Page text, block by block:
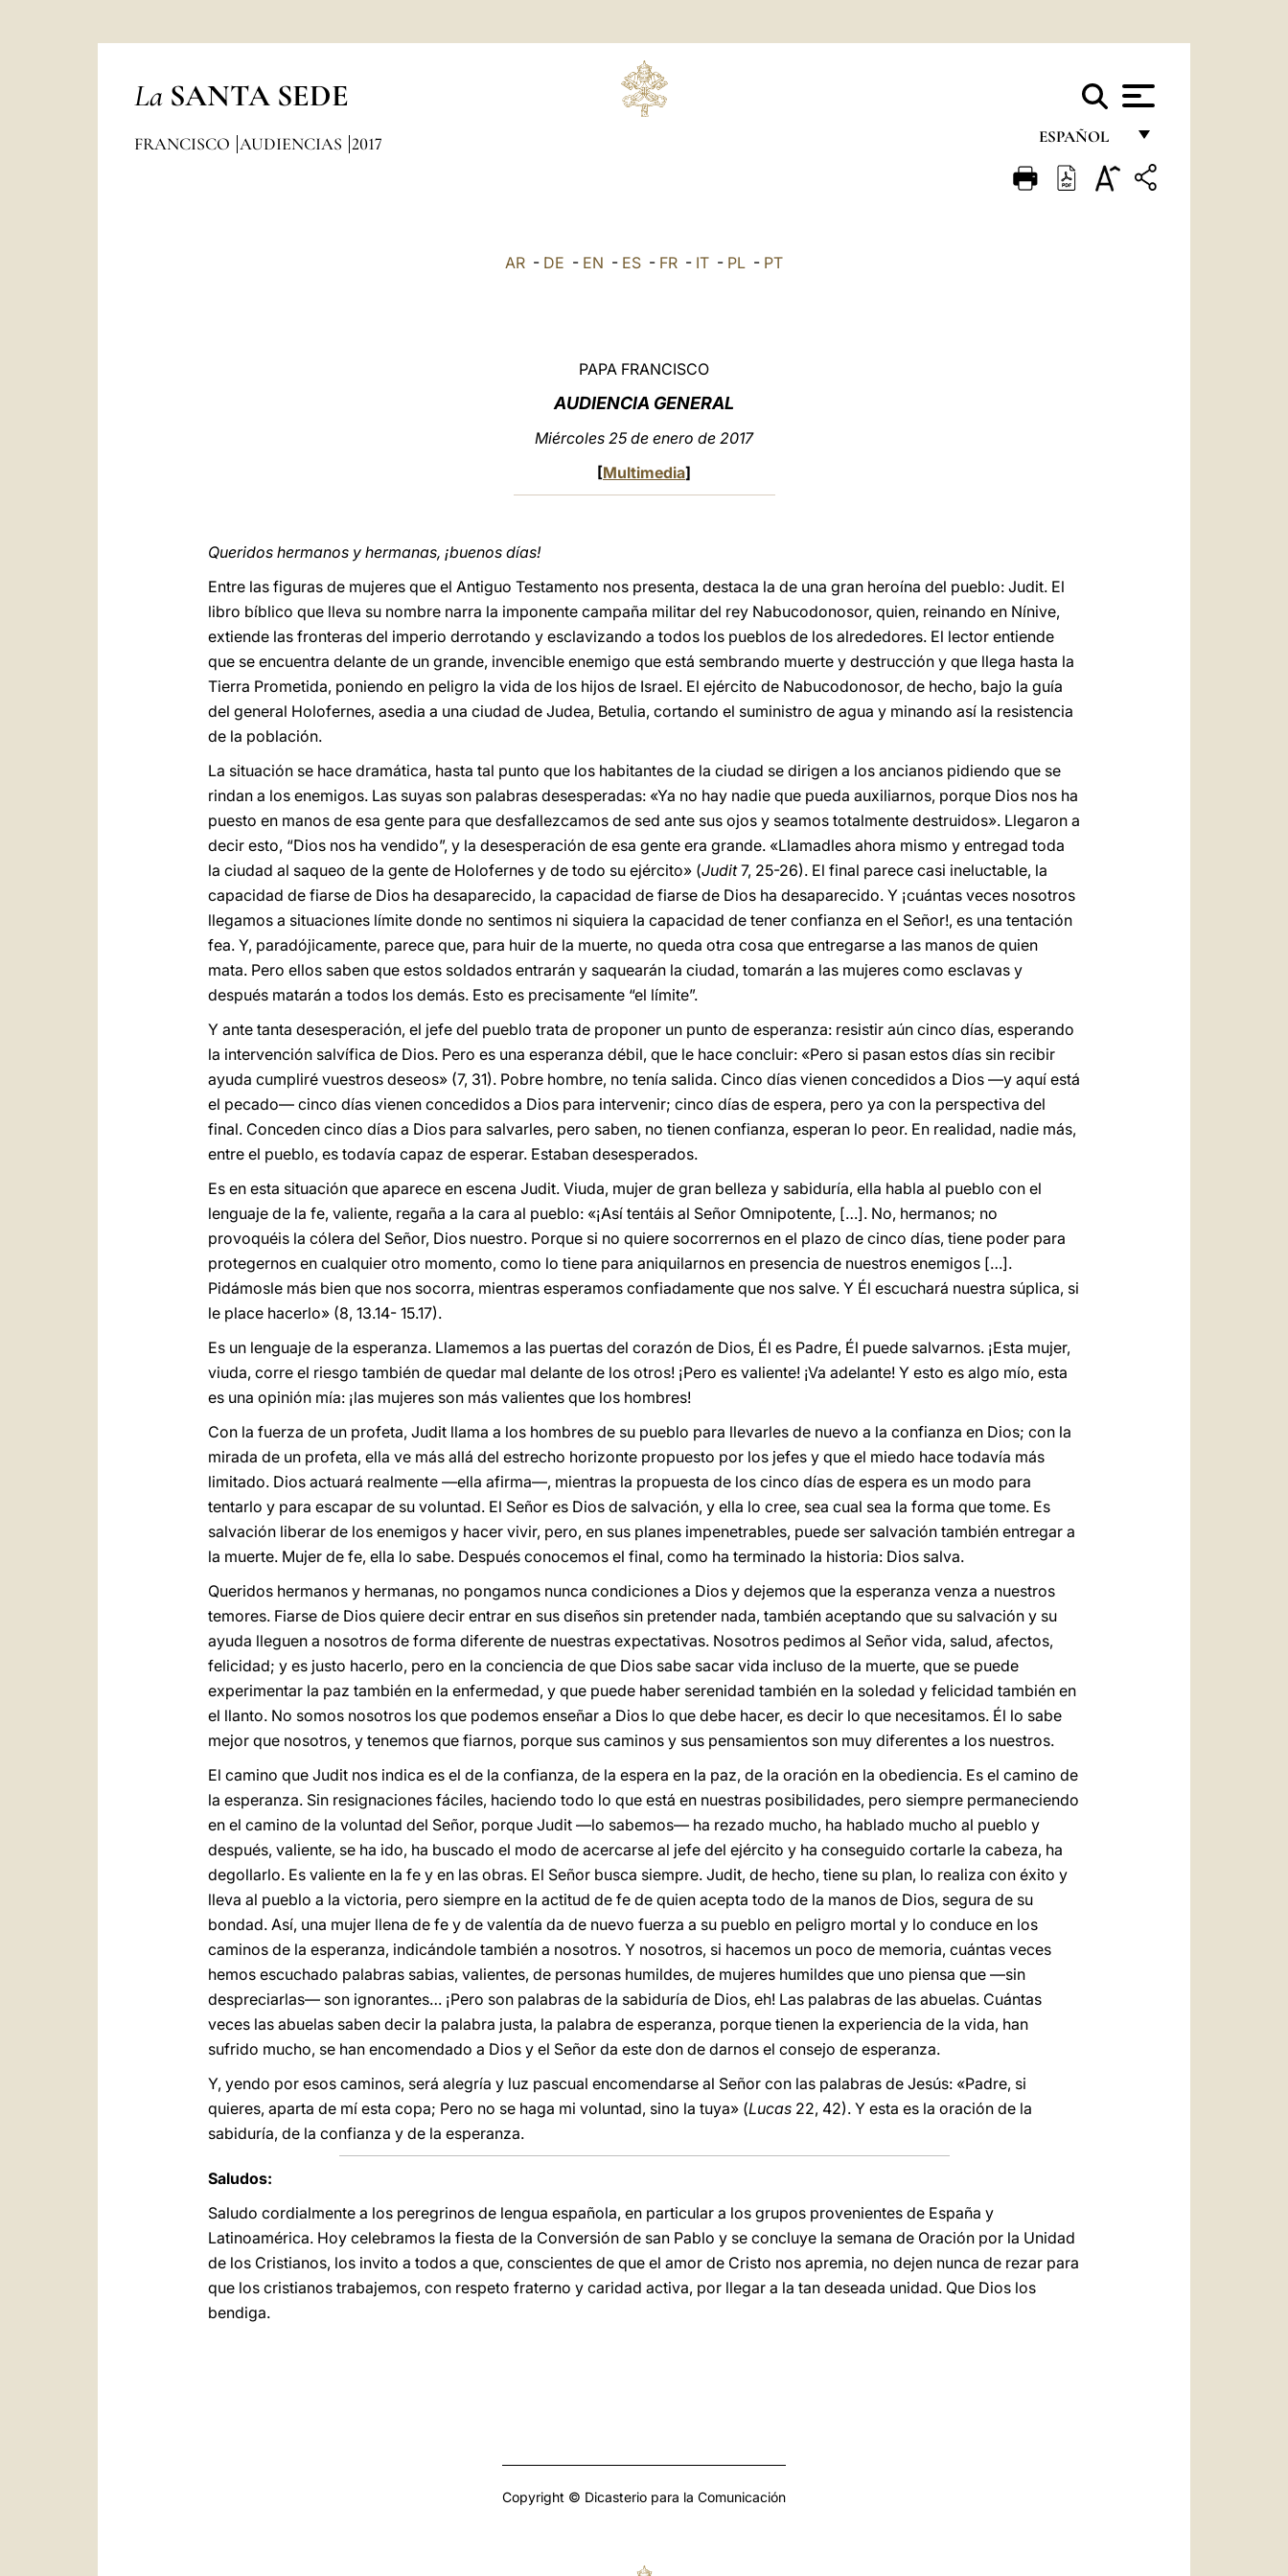
La SANTA SEDE
ESPAÑOL
FRANÇAIS
FRANCISCO AUDIENCIAS 2017
AR - DE - EN - ES - FR - IT - PL - PT
PAPA FRANCISCO
AUDIENCIA GENERAL
Miércoles 25 de enero de 2017
[Multimedia]
Queridos hermanos y hermanas, ¡buenos días!
Entre las figuras de mujeres que el Antiguo Testamento nos presenta, destaca la de una gran heroína del pueblo: Judit. El
libro bíblico que lleva su nombre narra la imponente campaña militar del rey Nabucodonosor, quien, reinando en Nínive,
extiende las fronteras del imperio derrotando y esclavizando a todos los pueblos de los alrededores. El lector entiende
que se encuentra delante de un grande, invencible enemigo que está sembrando muerte y destrucción y que llega hasta la
Tierra Prometida, poniendo en peligro la vida de los hijos de Israel. El ejército de Nabucodonosor, de hecho, bajo la guía
del general Holofernes, asedia a una ciudad de Judea, Betulia, cortando el suministro de agua y minando así la resistencia
de la población.
La situación se hace dramática, hasta tal punto que los habitantes de la ciudad se dirigen a los ancianos pidiendo que se
rindan a los enemigos. Las suyas son palabras desesperadas: «Ya no hay nadie que pueda auxiliarnos, porque Dios nos ha
puesto en manos de esa gente para que desfallezcamos de sed ante sus ojos y seamos totalmente destruidos». Llegaron a
decir esto, “Dios nos ha vendido”, y la desesperación de esa gente era grande. «Llamadles ahora mismo y entregad toda
la ciudad al saqueo de la gente de Holofernes y de todo su ejército» (Judit7, 25-26). El final parece casi ineluctable, la
capacidad de fiarse de Dios ha desaparecido, la capacidad de fiarse de Dios ha desaparecido. Y ¡cuántas veces nosotros
llegamos a situaciones límite donde no sentimos ni siquiera la capacidad de tener confianza en el Señor!, es una tentación
fea. Y, paradójicamente, parece que, para huir de la muerte, no queda otra cosa que entregarse a las manos de quien
mata. Pero ellos saben que estos soldados entrarán y saquearán la ciudad, tomarán a las mujeres como esclavas y
después matarán a todos los demás. Esto es precisamente “el límite”.
Y ante tanta desesperación, el jefe del pueblo trata de proponer un punto de esperanza: resistir aún cinco días, esperando
la intervención salvífica de Dios. Pero es una esperanza débil, que le hace concluir: «Pero si pasan estos días sin recibir
ayuda cumpliré vuestros deseos» (7, 31). Pobre hombre, no tenía salida. Cinco días vienen concedidos a Dios —y aquí está
el pecado— cinco días vienen concedidos a Dios para intervenir; cinco días de espera, pero ya con la perspectiva del
final. Conceden cinco días a Dios para salvarles, pero saben, no tienen confianza, esperan lo peor. En realidad, nadie más,
entre el pueblo, es todavía capaz de esperar. Estaban desesperados.
Es en esta situación que aparece en escena Judit. Viuda, mujer de gran belleza y sabiduría, ella habla al pueblo con el
lenguaje de la fe, valiente, regaña a la cara al pueblo: «¡Así tentáis al Señor Omnipotente, […]. No, hermanos; no
provoquéis la cólera del Señor, Dios nuestro. Porque si no quiere socorrernos en el plazo de cinco días, tiene poder para
protegernos en cualquier otro momento, como lo tiene para aniquilarnos en presencia de nuestros enemigos […].
Pidámosle más bien que nos socorra, mientras esperamos confiadamente que nos salve. Y Él escuchará nuestra súplica, si
le place hacerlo» (8, 13.14- 15.17).
Es un lenguaje de la esperanza. Llamemos a las puertas del corazón de Dios, Él es Padre, Él puede salvarnos. ¡Esta mujer,
viuda, corre el riesgo también de quedar mal delante de los otros! ¡Pero es valiente! ¡Va adelante! Y esto es algo mío, esta
es una opinión mía: ¡las mujeres son más valientes que los hombres!
Con la fuerza de un profeta, Judit llama a los hombres de su pueblo para llevarles de nuevo a la confianza en Dios; con la
mirada de un profeta, ella ve más allá del estrecho horizonte propuesto por los jefes y que el miedo hace todavía más
limitado. Dios actuará realmente —ella afirma—, mientras la propuesta de los cinco días de espera es un modo para
tentarlo y para escapar de su voluntad. El Señor es Dios de salvación, y ella lo cree, sea cual sea la forma que tome. Es
salvación liberar de los enemigos y hacer vivir, pero, en sus planes impenetrables, puede ser salvación también entregar a
la muerte. Mujer de fe, ella lo sabe. Después conocemos el final, como ha terminado la historia: Dios salva.
Queridos hermanos y hermanas, no pongamos nunca condiciones a Dios y dejemos que la esperanza venza a nuestros
temores. Fiarse de Dios quiere decir entrar en sus diseños sin pretender nada, también aceptando que su salvación y su
ayuda lleguen a nosotros de forma diferente de nuestras expectativas. Nosotros pedimos al Señor vida, salud, afectos,
felicidad; y es justo hacerlo, pero en la conciencia de que Dios sabe sacar vida incluso de la muerte, que se puede
experimentar la paz también en la enfermedad, y que puede haber serenidad también en la soledad y felicidad también en
el llanto. No somos nosotros los que podemos enseñar a Dios lo que debe hacer, es decir lo que necesitamos. Él lo sabe
mejor que nosotros, y tenemos que fiarnos, porque sus caminos y sus pensamientos son muy diferentes a los nuestros.
El camino que Judit nos indica es el de la confianza, de la espera en la paz, de la oración en la obediencia. Es el camino de
la esperanza. Sin resignaciones fáciles, haciendo todo lo que está en nuestras posibilidades, pero siempre permaneciendo
en el camino de la voluntad del Señor, porque Judit —lo sabemos— ha rezado mucho, ha hablado mucho al pueblo y
después, valiente, se ha ido, ha buscado el modo de acercarse al jefe del ejército y ha conseguido cortarle la cabeza, ha
degollarlo. Es valiente en la fe y en las obras. El Señor busca siempre. Judit, de hecho, tiene su plan, lo realiza con éxito y
lleva al pueblo a la victoria, pero siempre en la actitud de fe de quien acepta todo de la manos de Dios, segura de su
bondad. Así, una mujer llena de fe y de valentía da de nuevo fuerza a su pueblo en peligro mortal y lo conduce en los
caminos de la esperanza, indicándole también a nosotros. Y nosotros, si hacemos un poco de memoria, cuántas veces
hemos escuchado palabras sabias, valientes, de personas humildes, de mujeres humildes que uno piensa que —sin
despreciarlas— son ignorantes… ¡Pero son palabras de la sabiduría de Dios, eh! Las palabras de las abuelas. Cuántas
veces las abuelas saben decir la palabra justa, la palabra de esperanza, porque tienen la experiencia de la vida, han
sufrido mucho, se han encomendado a Dios y el Señor da este don de darnos el consejo de esperanza.
Y, yendo por esos caminos, será alegría y luz pascual encomendarse al Señor con las palabras de Jesús: «Padre, si
quieres, aparta de mí esta copa; Pero no se haga mi voluntad, sino la tuya» (Lucas 22, 42). Y esta es la oración de la
sabiduría, de la confianza y de la esperanza.
Saludos:
Saludo cordialmente a los peregrinos de lengua española, en particular a los grupos provenientes de España y
Latinoamérica. Hoy celebramos la fiesta de la Conversión de san Pablo y se concluye la semana de Oración por la Unidad
de los Cristianos, los invito a todos a que, conscientes de que el amor de Cristo nos apremia, no dejen nunca de rezar para
que los cristianos trabajemos, con respeto fraterno y caridad activa, por llegar a la tan deseada unidad. Que Dios los
bendiga.
Copyright © Dicasterio para la Comunicación